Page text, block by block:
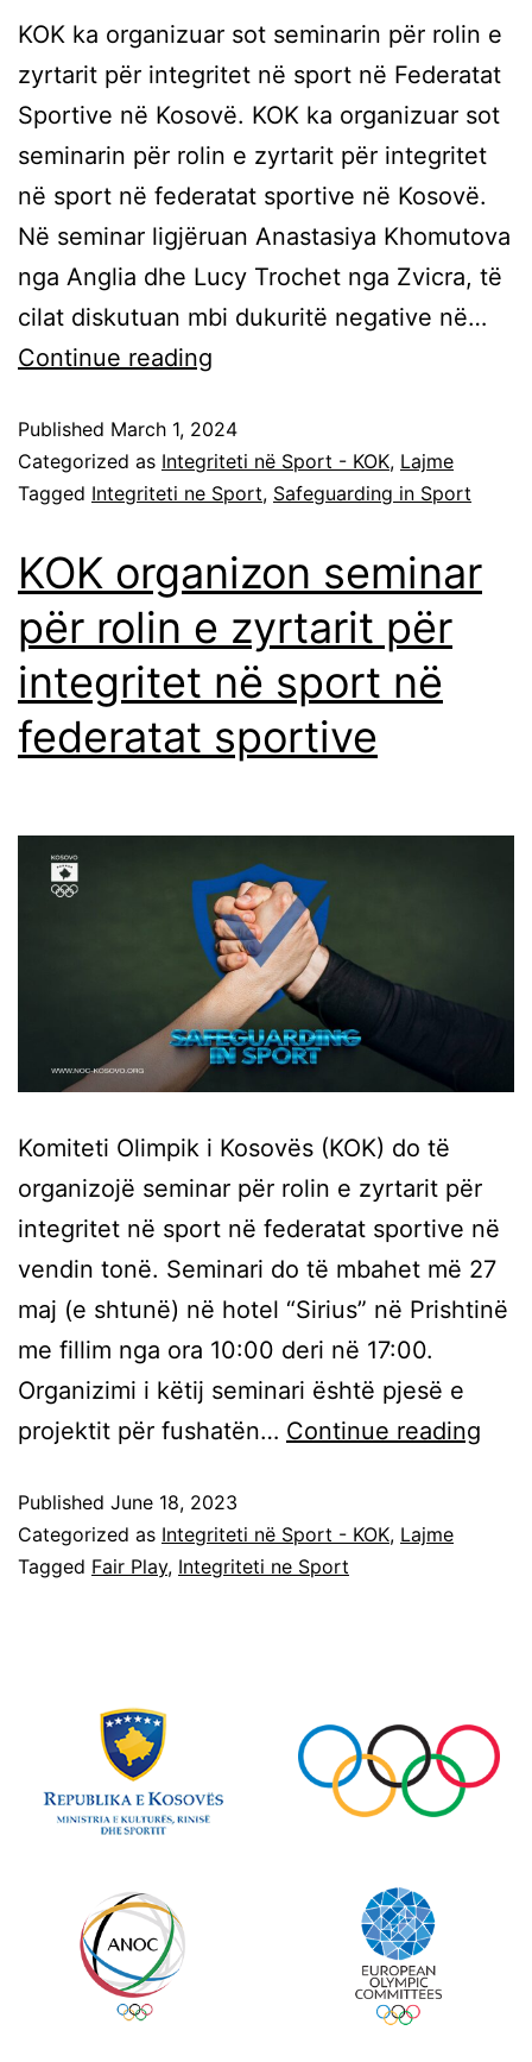
KOK ka organizuar sot seminarin për rolin e
zyrtarit për integritet në sport në Federatat
Sportive në Kosovë. KOK ka organizuar sot
seminarin për rolin e zyrtarit për integritet
në sport në federatat sportive në Kosovë.
Në seminar ligjëruan Anastasiya Khomutova
nga Anglia dhe Lucy Trochet nga Zvicra, të
cilat diskutuan mbi dukuritë negative në…
Continue reading
Published March 1, 2024
Categorized as Integriteti në Sport - KOK, Lajme
Tagged Integriteti ne Sport, Safeguarding in Sport
KOK organizon seminar
për rolin e zyrtarit për
integritet në sport në
federatat sportive
Komiteti Olimpik i Kosovës (KOK) do të
organizojë seminar për rolin e zyrtarit për
integritet në sport në federatat sportive në
vendin tonë. Seminari do të mbahet më 27
maj (e shtunë) në hotel “Sirius” në Prishtinë
me fillim nga ora 10:00 deri në 17:00.
Organizimi i këtij seminari është pjesë e
projektit për fushatën… Continue reading
Published June 18, 2023
Categorized as Integriteti në Sport - KOK, Lajme
Tagged Fair Play, Integriteti ne Sport